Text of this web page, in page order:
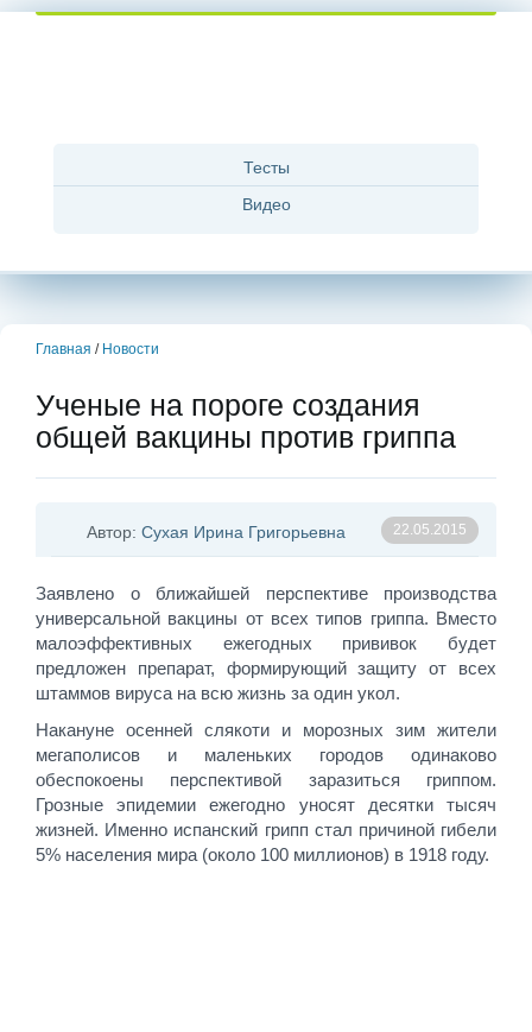
Тесты
Видео
Главная / Новости
Ученые на пороге создания
общей вакцины против гриппа
Автор: Сухая Ирина Григорьевна 22.05.2015
Заявлено о ближайшей перспективе производства
универсальной вакцины от всех типов гриппа. Вместо
малоэффективных ежегодных прививок будет
предложен препарат, формирующий защиту от всех
штаммов вируса на всю жизнь за один укол.
Накануне осенней слякоти и морозных зим жители
мегаполисов и маленьких городов одинаково
обеспокоены перспективой заразиться гриппом.
Грозные эпидемии ежегодно уносят десятки тысяч
жизней. Именно испанский грипп стал причиной гибели
5% населения мира (около 100 миллионов) в 1918 году.